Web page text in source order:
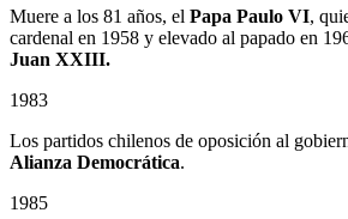
Muere a los 81 años, el Papa Paulo VI,
cardenal en 1958 y elevado al papado en
Juan XXIII.
1983
Los partidos chilenos de oposición al
Alianza Democrática.
1985